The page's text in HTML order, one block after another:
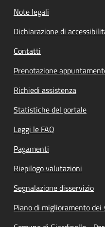
Note legali
Dichiarazione di
Contatti
Prenotazione
Richiedi assistenza
Statistiche del portale
Leggi le FAQ
Pagamenti
Riepilogo valutazioni
Segnalazione disservizio
Piano di miglioramento dei